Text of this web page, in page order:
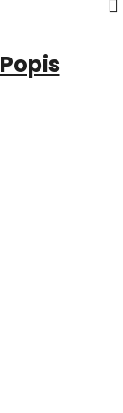
Popis